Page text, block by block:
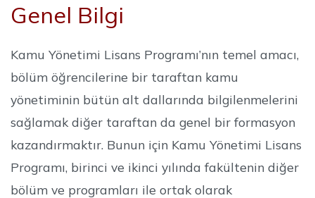
Genel Bilgi
Kamu Yönetimi Lisans Programı’nın temel amacı,
bölüm öğrencilerine bir taraftan kamu
yönetiminin bütün alt dallarında bilgilenmelerini
sağlamak diğer taraftan da genel bir formasyon
kazandırmaktır. Bunun için Kamu Yönetimi Lisans
Programı, birinci ve ikinci yılında fakültenin diğer
bölüm ve programları ile ortak olarak